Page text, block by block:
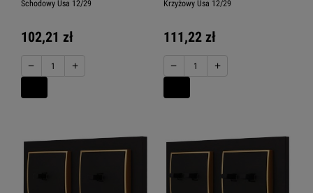
Schodowy Usa 12/29
102,21 zł
− +
Krzyżowy Usa 12/29
111,22 zł
− +